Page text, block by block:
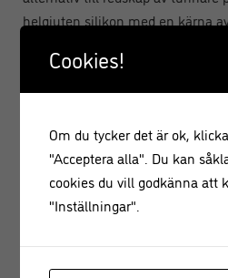
helgjuten silikon med en kärna
favoriter och samla i ett litermått
lättillgängligt och snyggt! Ett
bort-present.
Rosa Slickepott Skålad i
• Tål maskindisk
Cookies!
Om du tycker det är ok,
"Acceptera alla". Du kan
cookies du vill godkänna att
"Inställningar".